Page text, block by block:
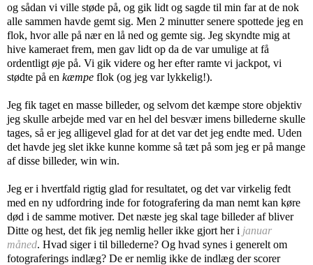
og sådan vi ville støde på, og gik lidt og sagde til min far at de nok
alle sammen havde gemt sig. Men 2 minutter senere spottede jeg en
flok, hvor alle på nær en lå ned og gemte sig. Jeg skyndte mig at
hive kameraet frem, men gav lidt op da de var umulige at få
ordentligt øje på. Vi gik videre og her efter ramte vi jackpot, vi
stødte på en kæmpe flok (og jeg var lykkelig!).
Jeg fik taget en masse billeder, og selvom det kæmpe store objektiv
jeg skulle arbejde med var en hel del besvær imens billederne skulle
tages, så er jeg alligevel glad for at det var det jeg endte med. Uden
det havde jeg slet ikke kunne komme så tæt på som jeg er på mange
af disse billeder, win win.
Jeg er i hvertfald rigtig glad for resultatet, og det var virkelig fedt
med en ny udfordring inde for fotografering da man nemt kan køre
død i de samme motiver. Det næste jeg skal tage billeder af bliver
Ditte og hest, det fik jeg nemlig heller ikke gjort her i januar
måned. Hvad siger i til billederne? Og hvad synes i generelt om
fotograferings indlæg? De er nemlig ikke de indlæg der scorer